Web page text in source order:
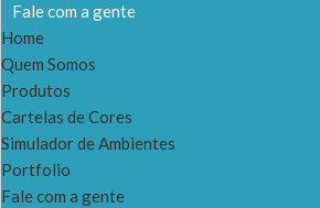
Fale com a gente
Home
Quem Somos
Produtos
Cartelas de Cores
Simulador de Ambientes
Portfolio
Fale com a gente